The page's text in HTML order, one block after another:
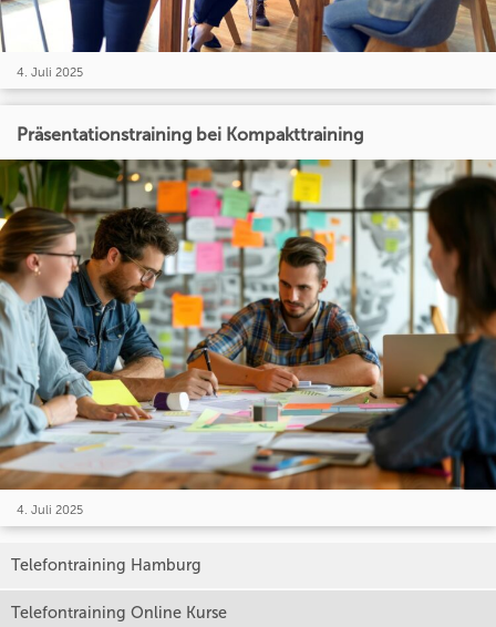
4. Juli 2025
Präsentationstraining bei Kompakttraining
4. Juli 2025
Telefontraining Hamburg
Telefontraining Online Kurse